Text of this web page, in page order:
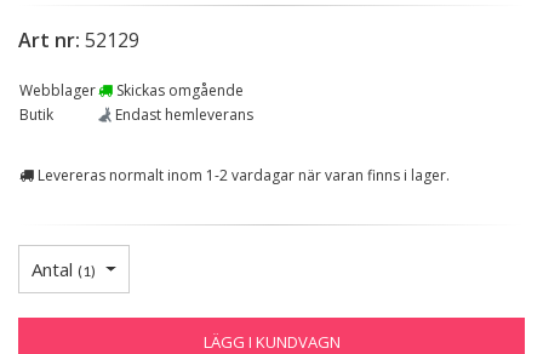
Art nr: 52129
Webblager
Skickas omgående
Butik
Endast hemleverans
Levereras normalt inom 1-2 vardagar när varan finns i lager.
Antal (1)
LÄGG I KUNDVAGN